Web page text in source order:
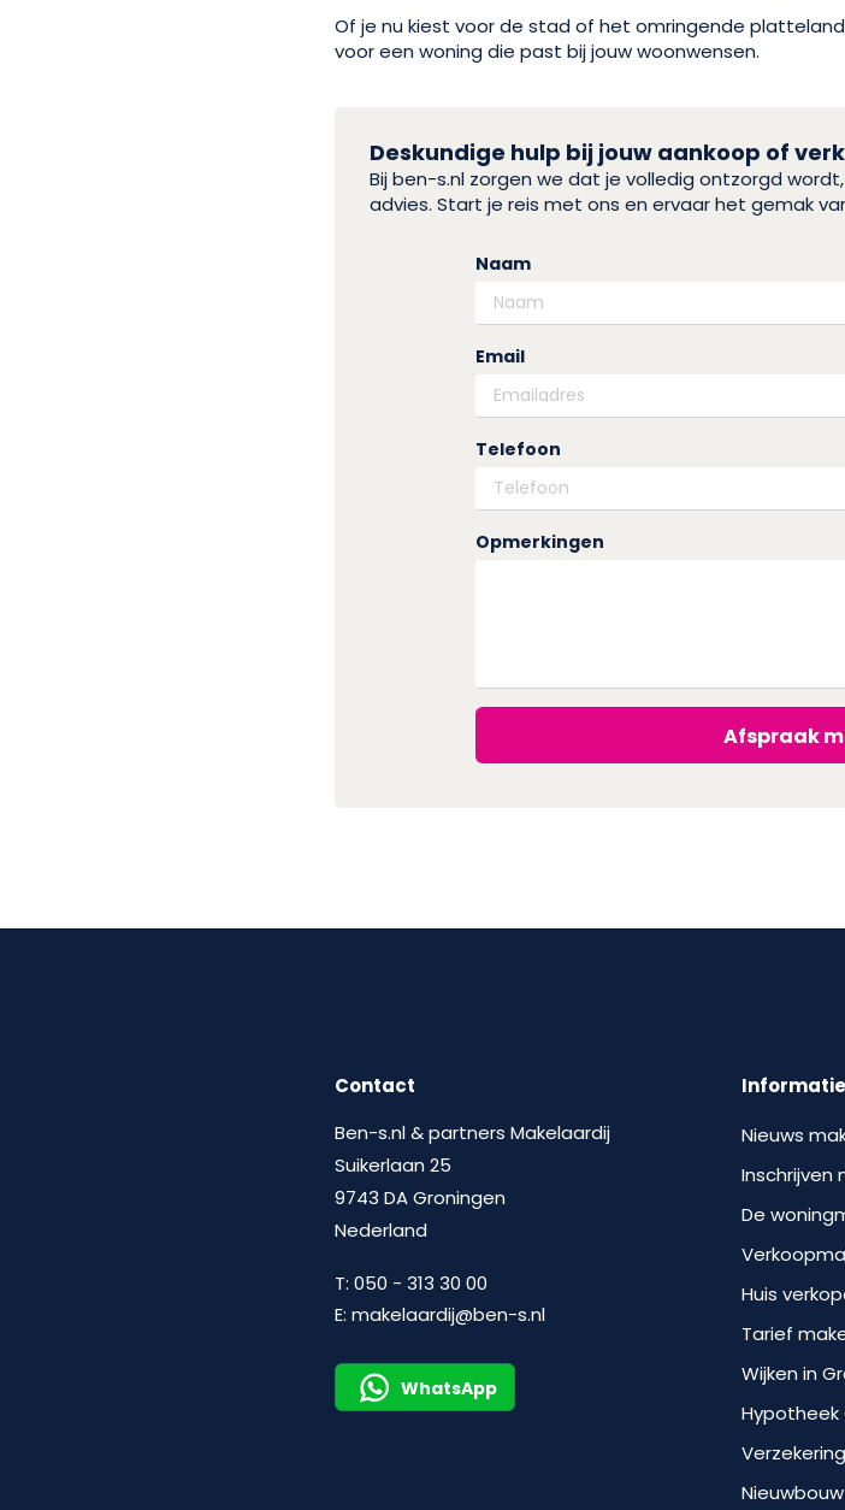
Of je nu kiest voor de stad of het omringende
voor een woning die past bij jouw woonwensen.
Deskundige hulp bij jouw aankoop of
Bij ben-s.nl zorgen we dat je volledig ontzorgd
advies. Start je reis met ons en ervaar het gemak
Naam
Email
Telefoon
Opmerkingen
Afspraak
Contact
Ben-s.nl & partners Makelaardij
Suikerlaan 25
9743 DA Groningen
Nederland
T:050 - 313 30 00
E:makelaardij@ben-s.nl
WhatsApp
Informatie
Nieuws
Inschrijven
De
Huis
Tarief
Wijken in
Hypotheek
Nieuwbouw